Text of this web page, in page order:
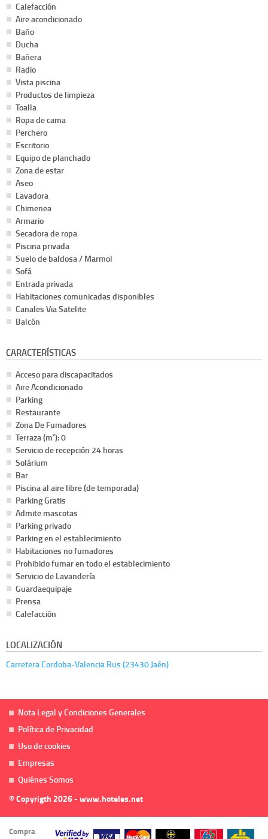
Calefacción
Aire acondicionado
Baño
Ducha
Bañera
Radio
Vista piscina
Productos de limpieza
Toalla
Ropa de cama
Perchero
Escritorio
Equipo de planchado
Zona de estar
Aseo
Lavadora
Chimenea
Armario
Secadora de ropa
Piscina privada
Suelo de baldosa / Marmol
Sofá
Entrada privada
Habitaciones comunicadas disponibles
Canales Via Satelite
Balcón
CARACTERÍSTICAS
Acceso para discapacitados
Aire Acondicionado
Parking
Restaurante
Zona De Fumadores
Terraza (m²): 0
Servicio de recepción 24 horas
Solárium
Bar
Piscina al aire libre (de temporada)
Parking Gratis
Admite mascotas
Parking privado
Parking en el establecimiento
Habitaciones no fumadores
Prohibido fumar en todo el establecimiento
Servicio de Lavandería
Guardaequipaje
Prensa
Calefacción
LOCALIZACIÓN
Carretera Cordoba-Valencia Rus (23430 Jaén)
Nota Legal y Condiciones Generales
Política de Privacidad
Uso de cookies
Empresas
Quiénes Somos
© Copyrigth 2026 - www.hoteles.net
Compra